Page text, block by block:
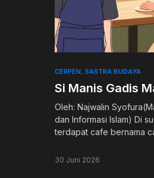
CERPEN SASTRA BUDAYA
Si Manis Gadis
Oleh: Najwalin
dan Informasi Islam) Di
terdapat cafe bernama
30 Juni 2026